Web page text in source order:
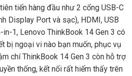
tiến hàng đầu như 2 cổng USB-C
Display Port và sạc), HDMI, USB
1, Lenovo ThinkBook 14 Gen 3 có
bị ngoại vi nào bạn muốn, phục vụ
chí ThinkBook 14 Gen 3 còn hỗ trợ
thống, kết nối rất hiếm thấy trên